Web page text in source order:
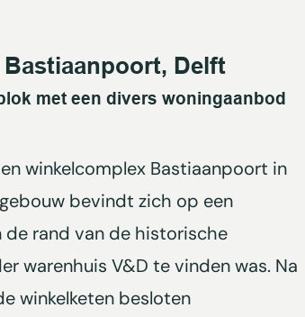
Delft
met een divers woningaanbod
winkelcomplex Bastiaanpoort in
bevindt zich op een
de rand van de historische
warenhuis V&D te vinden was. Na
winkelketen besloten